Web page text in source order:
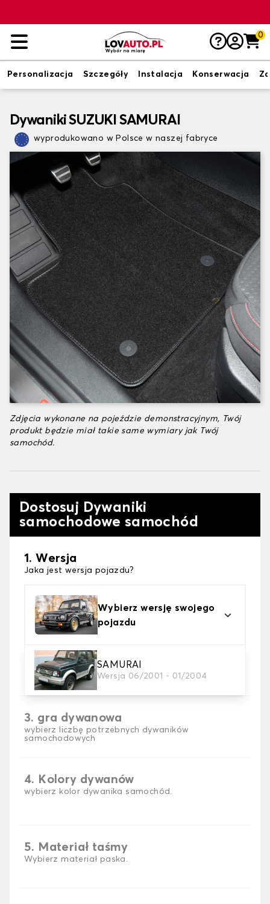
0
Personalizacja Szczegóły Instalacja Konserwacja
Dywaniki SUZUKI SAMURAI
wyprodukowano w Polsce w naszej fabryce
Zdjęcia wykonane na pojeździe demonstracyjnym, Twój
produkt będzie miał takie same wymiary jak Twój
samochód.
Dostosuj Dywaniki
samochodowe samochód
1. Wersja
Jaka jest wersja pojazdu?
Wybierz wersję swojego
pojazdu
SAMURAI
Wersja 06/2001 - 01/2004
2. Materiał
wybierz materiał dywanika samochodowego
3. gra dywanowa
wybierz liczbę potrzebnych dywaników
samochodowych
4. Kolory dywanów
wybierz kolor dywanika samochód.
5. Materiał taśmy
Wybierz materiał paska.